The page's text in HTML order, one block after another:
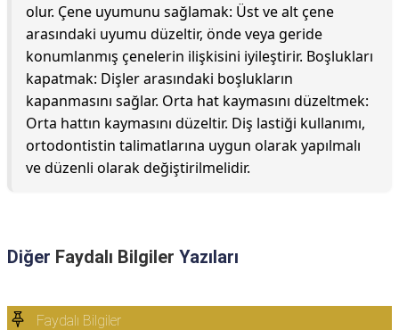
olur. Çene uyumunu sağlamak: Üst ve alt çene
arasındaki uyumu düzeltir, önde veya geride
konumlanmış çenelerin ilişkisini iyileştirir. Boşlukları
kapatmak: Dişler arasındaki boşlukların
kapanmasını sağlar. Orta hat kaymasını düzeltmek:
Orta hattın kaymasını düzeltir. Diş lastiği kullanımı,
ortodontistin talimatlarına uygun olarak yapılmalı
ve düzenli olarak değiştirilmelidir.
Diğer Faydalı Bilgiler Yazıları
Faydalı Bilgiler